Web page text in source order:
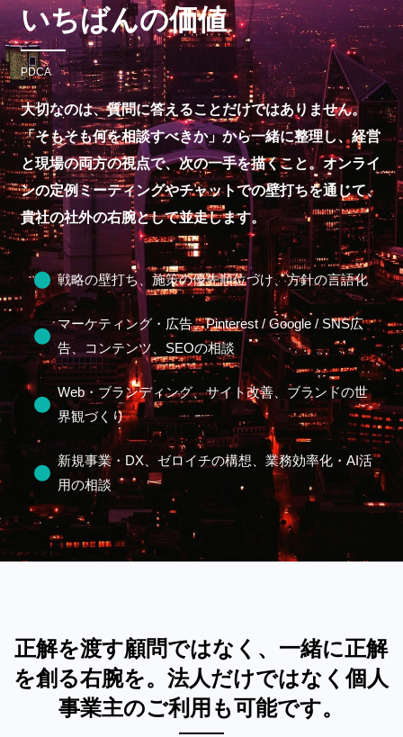
いちばんの価値
PDCA
大切なのは、質問に答えることだけではありません。
「そもそも何を相談すべきか」から一緒に整理し、経営
と現場の両方の視点で、次の一手を描くこと。オンライ
ンの定例ミーティングやチャットでの壁打ちを通じて、
貴社の社外の右腕として並走します。
戦略の壁打ち、施策の優先順位づけ、方針の言語化
マーケティング・広告、Pinterest / Google / SNS広
告、コンテンツ、SEOの相談
Web・ブランディング、サイト改善、ブランドの世
界観づくり
新規事業・DX、ゼロイチの構想、業務効率化・AI活
用の相談
正解を渡す顧問ではなく、一緒に正解
を創る右腕を。法人だけではなく個人
事業主のご利用も可能です。